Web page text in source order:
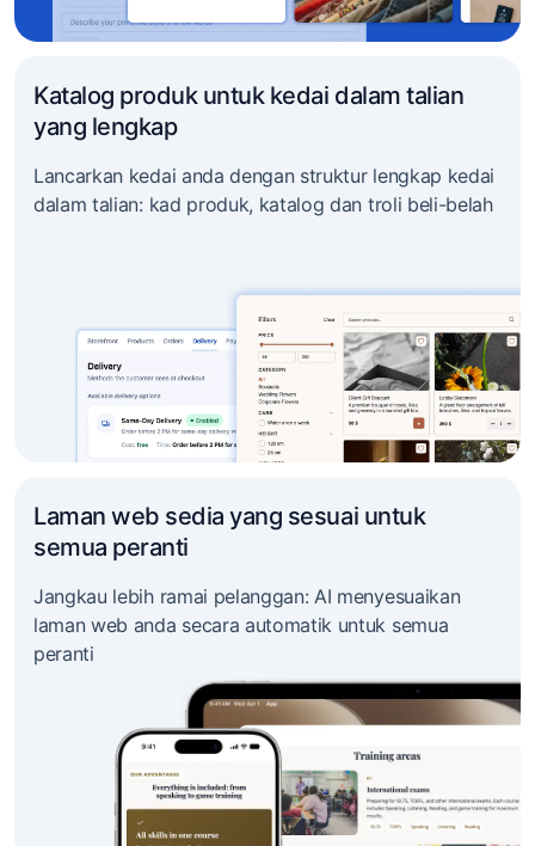
Katalog produk untuk kedai dalam talian
yang lengkap
Lancarkan kedai anda dengan struktur lengkap kedai
dalam talian: kad produk, katalog dan troli beli-belah
Laman web sedia yang sesuai untuk
semua peranti
Jangkau lebih ramai pelanggan: AI menyesuaikan
laman web anda secara automatik untuk semua
peranti